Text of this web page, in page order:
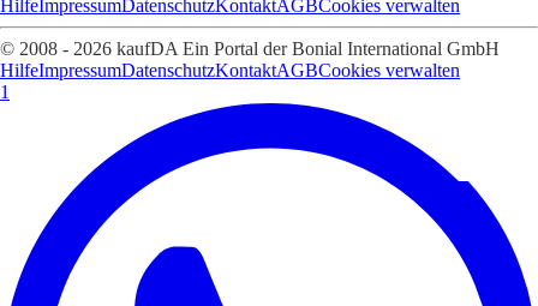
HilfeImpressumDatenschutzKontaktAGBCookies verwalten
© 2008 - 2026 kaufDA Ein Portal der Bonial International GmbH
HilfeImpressumDatenschutzKontaktAGBCookies verwalten
1